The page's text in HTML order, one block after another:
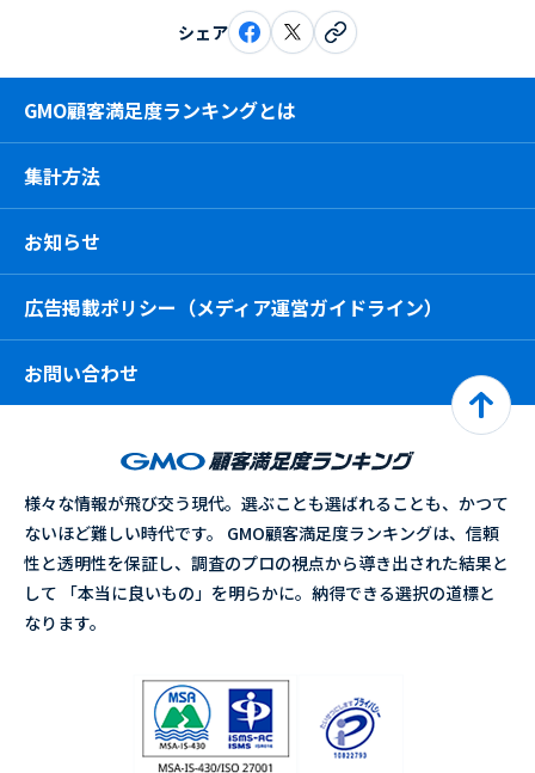
シェア
GMO顧客満足度ランキングとは
集計方法
お知らせ
広告掲載ポリシー（メディア運営ガイドライン）
お問い合わせ
様々な情報が飛び交う現代。選ぶことも選ばれることも、かつて
ないほど難しい時代です。 GMO顧客満足度ランキングは、信頼
性と透明性を保証し、調査のプロの視点から導き出された結果と
して 「本当に良いもの」を明らかに。納得できる選択の道標と
なります。